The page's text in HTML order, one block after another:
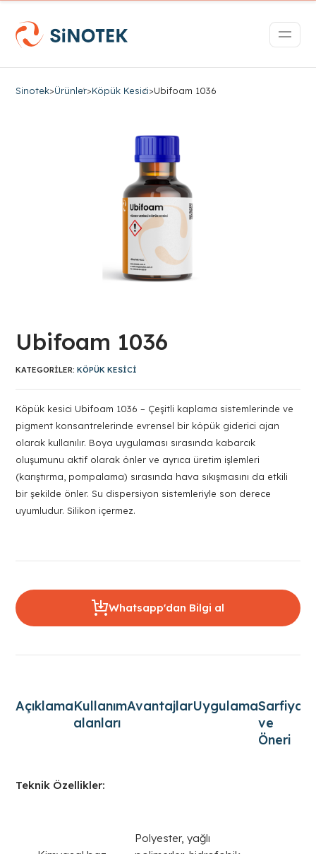
Sinotek>Ürünler>Köpük Kesici>Ubifoam 1036
Ubifoam 1036
Köpük kesici Ubifoam 1036 – Çeşitli kaplama sistemlerinde ve
pigment konsantrelerinde evrensel bir köpük giderici ajan
olarak kullanılır. Boya uygulaması sırasında kabarcık
oluşumunu aktif olarak önler ve ayrıca üretim işlemleri
(karıştırma, pompalama) sırasında hava sıkışmasını da etkili
bir şekilde önler. Su dispersiyon sistemleriyle son derece
uyumludur. Silikon içermez.
Whatsapp'dan Bilgi al
KATEGORILER:KÖPÜK KESICI
AçıklamaKullanım
alanları
AvantajlarUygulamaSarfiyat
ve
Öneri
Teknik Özellikler:
Polyester, yağlı